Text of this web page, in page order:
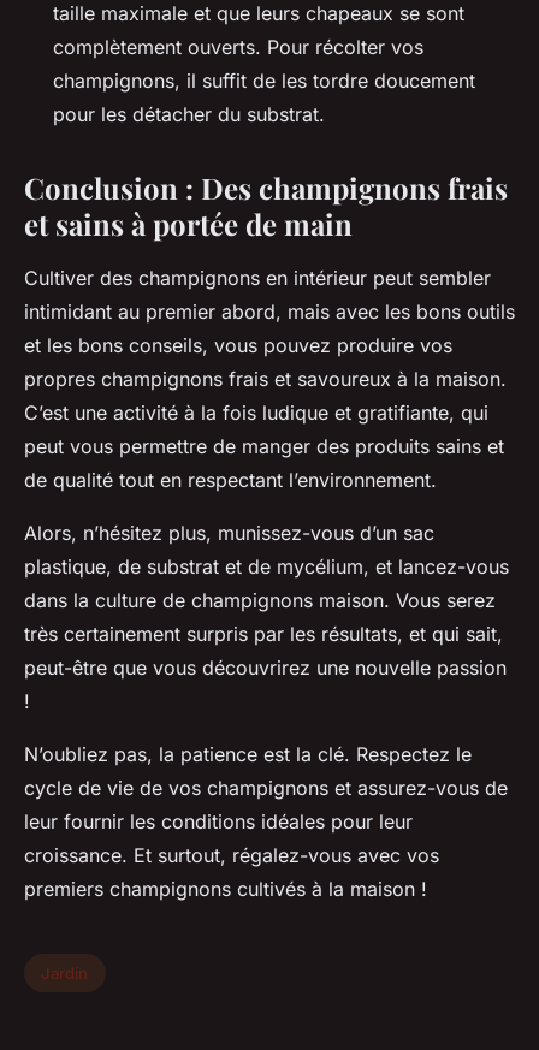
taille maximale et que leurs chapeaux se sont
complètement ouverts. Pour récolter vos
champignons, il suffit de les tordre doucement
pour les détacher du substrat.
Conclusion : Des champignons frais
et sains à portée de main
Cultiver des champignons en intérieur peut sembler
intimidant au premier abord, mais avec les bons outils
et les bons conseils, vous pouvez produire vos
propres champignons frais et savoureux à la maison.
C’est une activité à la fois ludique et gratifiante, qui
peut vous permettre de manger des produits sains et
de qualité tout en respectant l’environnement.
Alors, n’hésitez plus, munissez-vous d’un sac
plastique, de substrat et de mycélium, et lancez-vous
dans la culture de champignons maison. Vous serez
très certainement surpris par les résultats, et qui sait,
peut-être que vous découvrirez une nouvelle passion
!
N’oubliez pas, la patience est la clé. Respectez le
cycle de vie de vos champignons et assurez-vous de
leur fournir les conditions idéales pour leur
croissance. Et surtout, régalez-vous avec vos
premiers champignons cultivés à la maison !
Jardin